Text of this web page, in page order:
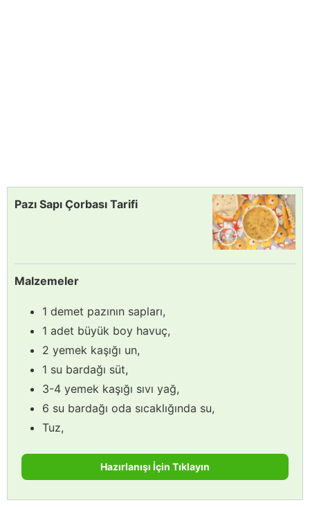
Pazı Sapı Çorbası Tarifi
Malzemeler
1 demet pazının sapları,
1 adet büyük boy havuç,
2 yemek kaşığı un,
1 su bardağı süt,
3-4 yemek kaşığı sıvı yağ,
6 su bardağı oda sıcaklığında su,
Tuz,
Hazırlanışı İçin Tıklayın